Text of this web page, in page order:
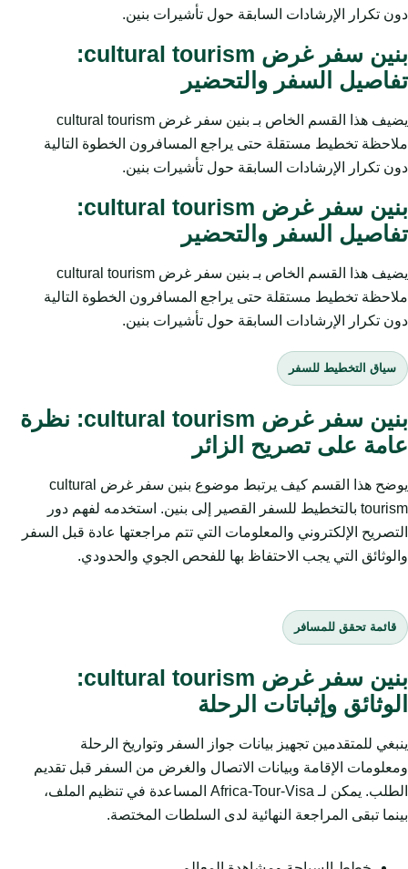
دون تكرار الإرشادات السابقة حول تأشيرات بنين.
بنين سفر غرض cultural tourism:
تفاصيل السفر والتحضير
يضيف هذا القسم الخاص بـ بنين سفر غرض cultural tourism
ملاحظة تخطيط مستقلة حتى يراجع المسافرون الخطوة التالية
دون تكرار الإرشادات السابقة حول تأشيرات بنين.
بنين سفر غرض cultural tourism:
تفاصيل السفر والتحضير
يضيف هذا القسم الخاص بـ بنين سفر غرض cultural tourism
ملاحظة تخطيط مستقلة حتى يراجع المسافرون الخطوة التالية
دون تكرار الإرشادات السابقة حول تأشيرات بنين.
سياق التخطيط للسفر
بنين سفر غرض cultural tourism: نظرة
عامة على تصريح الزائر
يوضح هذا القسم كيف يرتبط موضوع بنين سفر غرض cultural
tourism بالتخطيط للسفر القصير إلى بنين. استخدمه لفهم دور
التصريح الإلكتروني والمعلومات التي تتم مراجعتها عادة قبل السفر
والوثائق التي يجب الاحتفاظ بها للفحص الجوي والحدودي.
قائمة تحقق للمسافر
بنين سفر غرض cultural tourism:
الوثائق وإثباتات الرحلة
ينبغي للمتقدمين تجهيز بيانات جواز السفر وتواريخ الرحلة
ومعلومات الإقامة وبيانات الاتصال والغرض من السفر قبل تقديم
الطلب. يمكن لـ Africa-Tour-Visa المساعدة في تنظيم الملف،
بينما تبقى المراجعة النهائية لدى السلطات المختصة.